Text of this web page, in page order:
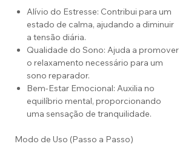
Alívio do Estresse: Contribui para um
estado de calma, ajudando a diminuir
a tensão diária.
Qualidade do Sono: Ajuda a promover
o relaxamento necessário para um
sono reparador.
Bem-Estar Emocional: Auxilia no
equilíbrio mental, proporcionando
uma sensação de tranquilidade.
Modo de Uso (Passo a Passo)